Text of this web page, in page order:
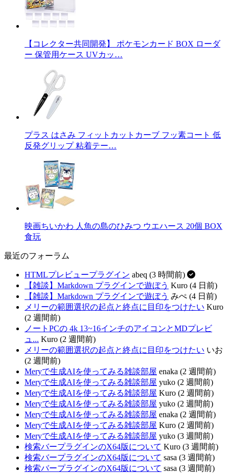
【コレクター共同開発】 ポケモンカード BOX ローダ
ー 保管用ケース UVカッ…
プラス はさみ フィットカットカーブ フッ素コート 低
反発グリップ 粘着テー…
映画ちいかわ 人魚の島のひみつ ウエハース 20個 BOX
食玩
最近のフォーラム
HTMLプレビュープラグイン abeq (3 時間前)
【雑談】Markdown プラグインで遊ぼう Kuro (4 日前)
【雑談】Markdown プラグインで遊ぼう みぺ (4 日前)
メリーの範囲選択の起点と終点に目印をつけたい Kuro
(2 週間前)
ノートPCの 4k 13~16インチのアイコンとMDプレビ
ュ... Kuro (2 週間前)
メリーの範囲選択の起点と終点に目印をつけたい いお
(2 週間前)
Meryで生成AIを使ってみる雑談部屋 enaka (2 週間前)
Meryで生成AIを使ってみる雑談部屋 yuko (2 週間前)
Meryで生成AIを使ってみる雑談部屋 Kuro (2 週間前)
Meryで生成AIを使ってみる雑談部屋 yuko (2 週間前)
Meryで生成AIを使ってみる雑談部屋 enaka (2 週間前)
Meryで生成AIを使ってみる雑談部屋 Kuro (2 週間前)
Meryで生成AIを使ってみる雑談部屋 yuko (3 週間前)
検索バープラグインのX64版について Kuro (3 週間前)
検索バープラグインのX64版について sasa (3 週間前)
検索バープラグインのX64版について sasa (3 週間前)